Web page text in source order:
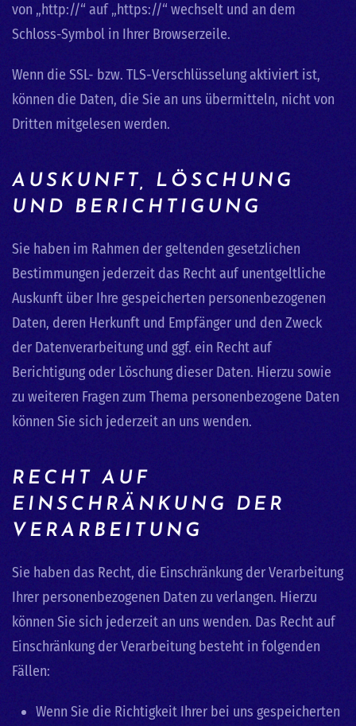
von „http://“ auf „https://“ wechselt und an dem
Schloss-Symbol in Ihrer Browserzeile.
Wenn die SSL- bzw. TLS-Verschlüsselung aktiviert ist,
können die Daten, die Sie an uns übermitteln, nicht von
Dritten mitgelesen werden.
AUSKUNFT, LÖSCHUNG
UND BERICHTIGUNG
Sie haben im Rahmen der geltenden gesetzlichen
Bestimmungen jederzeit das Recht auf unentgeltliche
Auskunft über Ihre gespeicherten personenbezogenen
Daten, deren Herkunft und Empfänger und den Zweck
der Datenverarbeitung und ggf. ein Recht auf
Berichtigung oder Löschung dieser Daten. Hierzu sowie
zu weiteren Fragen zum Thema personenbezogene Daten
können Sie sich jederzeit an uns wenden.
RECHT AUF
EINSCHRÄNKUNG DER
VERARBEITUNG
Sie haben das Recht, die Einschränkung der Verarbeitung
Ihrer personenbezogenen Daten zu verlangen. Hierzu
können Sie sich jederzeit an uns wenden. Das Recht auf
Einschränkung der Verarbeitung besteht in folgenden
Fällen:
Wenn Sie die Richtigkeit Ihrer bei uns gespeicherten